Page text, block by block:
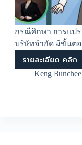
กรณีศึกษา การแป
บริษัทจำกัด มีขั้นตอ
รายละเอียด คลิก
กรณี
ศึกษา
การ
Keng